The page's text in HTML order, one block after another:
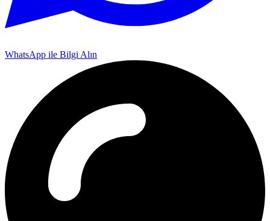
WhatsApp ile Bilgi Alın